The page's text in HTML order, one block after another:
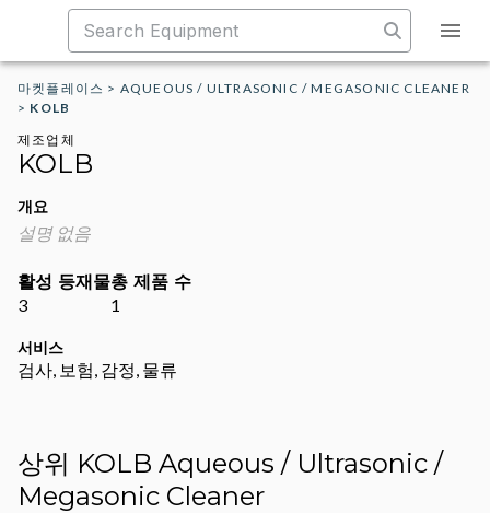
마켓플레이스 > AQUEOUS / ULTRASONIC / MEGASONIC CLEANER
> KOLB
제조업체
KOLB
개요
설명 없음
활성 등재물
3
총 제품 수
1
서비스
검사, 보험, 감정, 물류
상위 KOLB Aqueous / Ultrasonic /
Megasonic Cleaner